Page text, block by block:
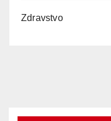
Zdravstvo